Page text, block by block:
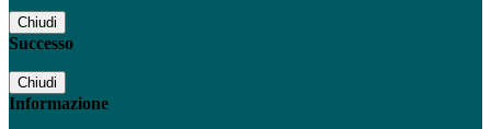
Chiudi
Successo
Chiudi
Informazione